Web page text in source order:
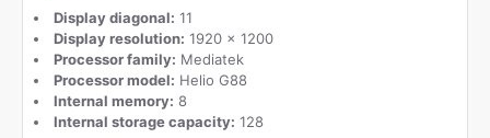
Display diagonal: 11
Display resolution: 1920 x 1200
Processor family: Mediatek
Processor model: Helio G88
Internal memory: 8
Internal storage capacity: 128